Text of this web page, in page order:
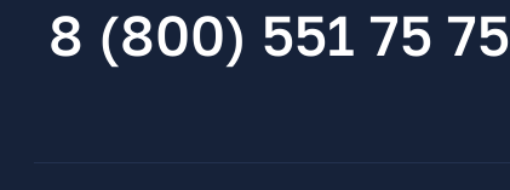
8 (800) 551 75 75